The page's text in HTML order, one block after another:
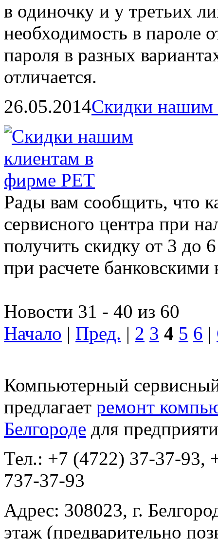
в одиночку и у третьих
необходимость в пароле
пароля в разных
отличается.
26.05.2014Скидки нашим
Рады вам сообщить, что
сервисного центра при
получить скидку от 3 до
при расчете банковскими
Новости 31 - 40 из 60
Начало | Пред. | 2 3 4 5 6 |
Компьютерный
предлагает ремонт
Белгороде для
Тел.: +7 (4722) 37-37-93,
737-37-93
Адрес: 308023, г.
этаж (предварительно